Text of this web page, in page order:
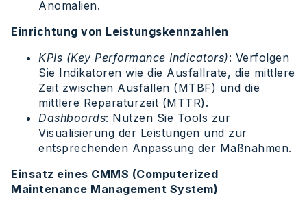
Anomalien.
Einrichtung von Leistungskennzahlen
KPIs (Key Performance Indicators): Verfolgen
Sie Indikatoren wie die Ausfallrate, die mittlere
Zeit zwischen Ausfällen (MTBF) und die
mittlere Reparaturzeit (MTTR).
Dashboards: Nutzen Sie Tools zur
Visualisierung der Leistungen und zur
entsprechenden Anpassung der Maßnahmen.
Einsatz eines CMMS (Computerized
Maintenance Management System)